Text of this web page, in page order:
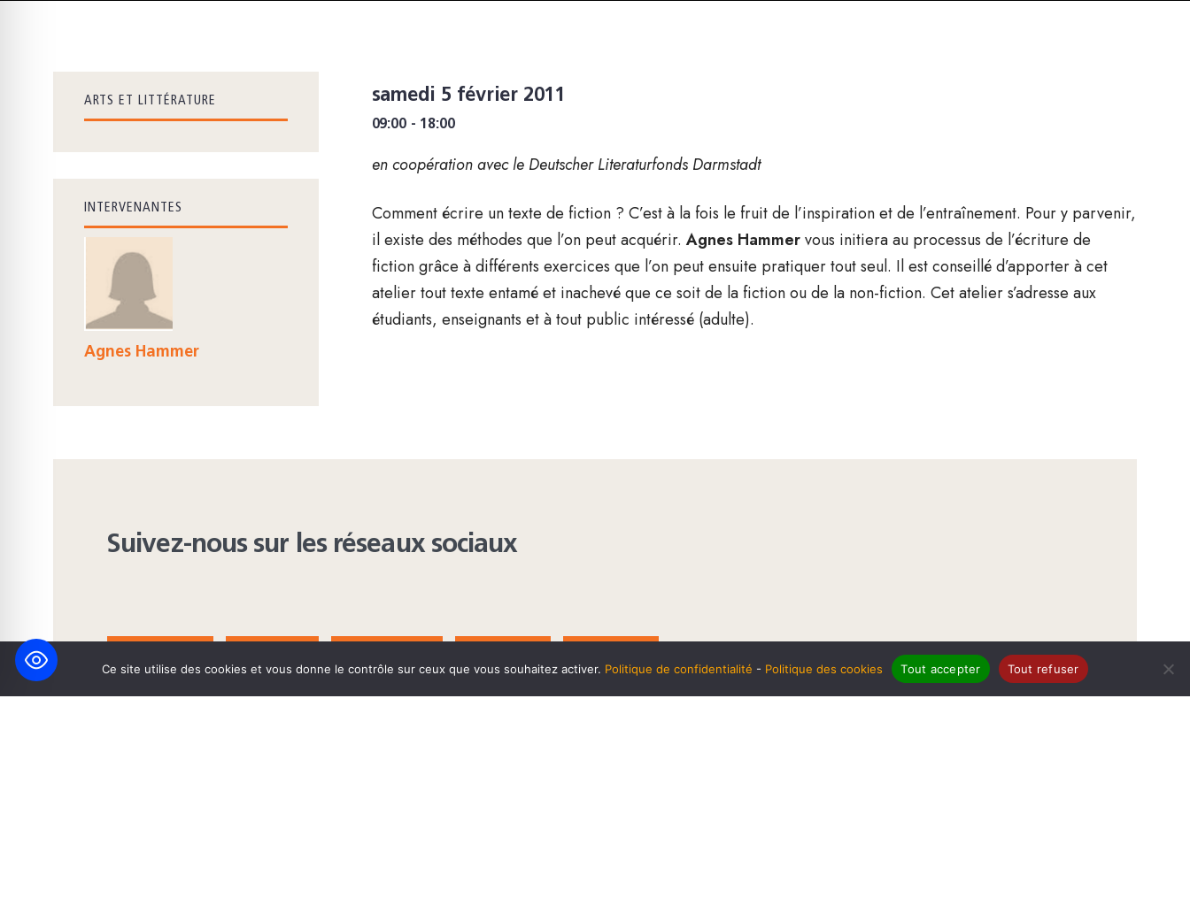
samedi 5 février 2011
09:00 - 18:00
en coopération avec le Deutscher Literaturfonds Darmstadt
Comment écrire un texte de fiction ? C’est à la fois le fruit de l’inspiration et de l’entraînement. Pour y parvenir,
il existe des méthodes que l’on peut acquérir. Agnes Hammervous initiera au processus de l’écriture de
fiction grâce à différents exercices que l’on peut ensuite pratiquer tout seul. Il est conseillé d’apporter à cet
atelier tout texte entamé et inachevé que ce soit de la fiction ou de la non-fiction. Cet atelier s’adresse aux
étudiants, enseignants et à tout public intéressé (adulte).
ARTS ET LITTÉRATURE
INTERVENANTES
Agnes Hammer
Suivez-nous sur les réseaux sociaux
Ce site utilise des cookies et vous donne le contrôle sur ceux que vous souhaitez activer. Politique de confidentialité - Politique des cookies Tout accepter Tout refuser